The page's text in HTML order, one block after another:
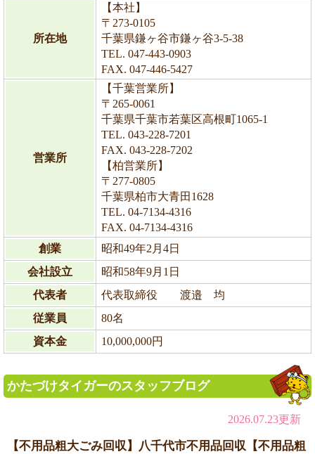
所在地
【本社】
〒273-0105
千葉県鎌ヶ谷市鎌ヶ谷3-5-38
TEL. 047-443-0903
FAX. 047-446-5427
営業所
【千葉営業所】
〒265-0061
千葉県千葉市若葉区高根町1065-1
TEL. 043-228-7201
FAX. 043-228-7202
【柏営業所】
〒277-0805
千葉県柏市大青田1628
TEL. 04-7134-4316
FAX. 04-7134-4316
創業
昭和49年2月4日
会社設立
昭和58年9月1日
代表者
代表取締役 渡邉 均
従業員
80名
資本金
10,000,000円
かたづけタイガーのスタッフブログ
2026.07.23更新
【不用品粗大ごみ回収】八千代市不用品回収【不用品粗